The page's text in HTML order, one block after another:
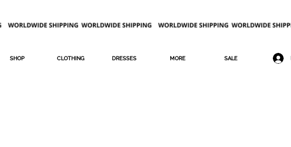
SHOP CLOTHING DRESSES MORE SALE